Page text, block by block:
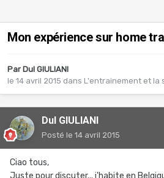
Mon expérience sur home
Par Dul GIULIANI
le 14 avril 2015 dans L'entrainement et la
Dul GIULIANI
Posté le 14 avril 2015
Ciao tous,